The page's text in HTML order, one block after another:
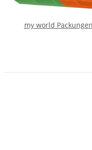
my world Packungen